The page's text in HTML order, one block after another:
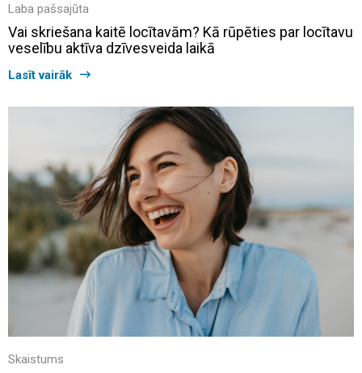
Laba pašsajūta
Vai skriešana kaitē locītavām? Kā rūpēties par locītavu
veselību aktīva dzīvesveida laikā
Lasīt vairāk
Skaistums